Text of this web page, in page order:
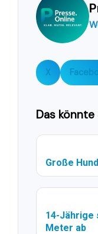
X
Das
Große
14-Jährige
Meter ab